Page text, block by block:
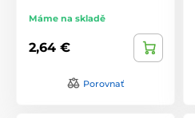
Máme na skladě
2,64 €
Porovnať